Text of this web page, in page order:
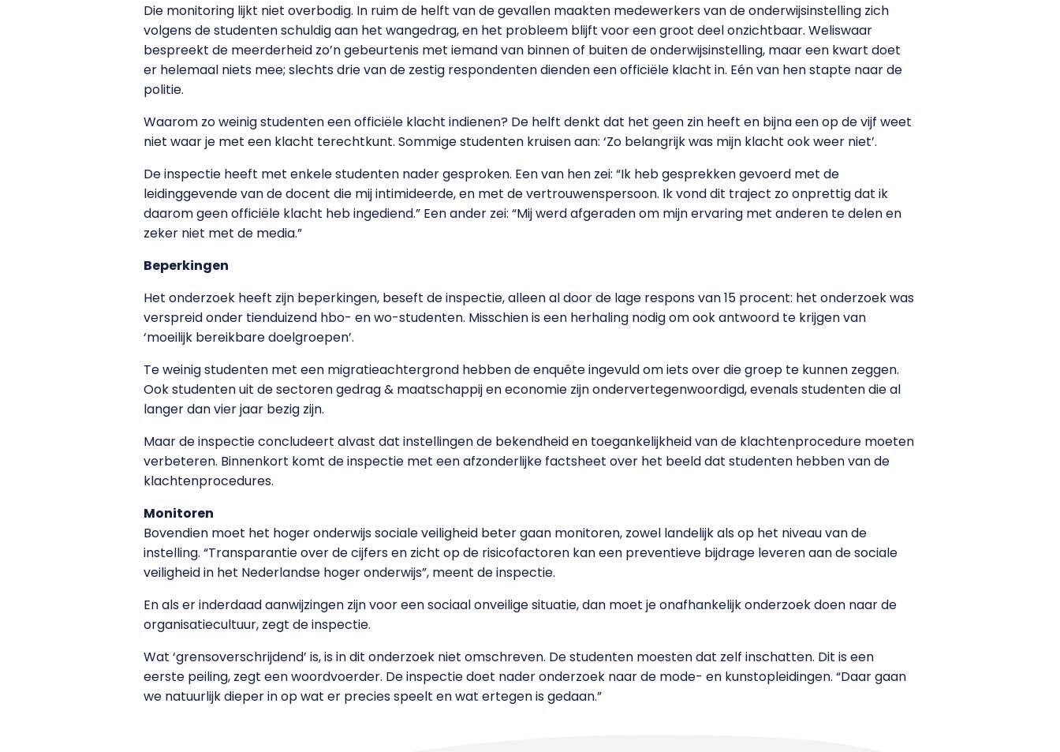
Die monitoring lijkt niet overbodig. In ruim de helft van de gevallen maakten medewerkers van de onderwijsinstelling zich
volgens de studenten schuldig aan het wangedrag, en het probleem blijft voor een groot deel onzichtbaar. Weliswaar
bespreekt de meerderheid zo’n gebeurtenis met iemand van binnen of buiten de onderwijsinstelling, maar een kwart doet
er helemaal niets mee; slechts drie van de zestig respondenten dienden een officiële klacht in. Eén van hen stapte naar de
politie.
Waarom zo weinig studenten een officiële klacht indienen? De helft denkt dat het geen zin heeft en bijna een op de vijf weet
niet waar je met een klacht terechtkunt. Sommige studenten kruisen aan: ‘Zo belangrijk was mijn klacht ook weer niet’.
De inspectie heeft met enkele studenten nader gesproken. Een van hen zei: “Ik heb gesprekken gevoerd met de
leidinggevende van de docent die mij intimideerde, en met de vertrouwenspersoon. Ik vond dit traject zo onprettig dat ik
daarom geen officiële klacht heb ingediend.” Een ander zei: “Mij werd afgeraden om mijn ervaring met anderen te delen en
zeker niet met de media.”
Beperkingen
Het onderzoek heeft zijn beperkingen, beseft de inspectie, alleen al door de lage respons van 15 procent: het onderzoek was
verspreid onder tienduizend hbo- en wo-studenten. Misschien is een herhaling nodig om ook antwoord te krijgen van
‘moeilijk bereikbare doelgroepen’.
Te weinig studenten met een migratieachtergrond hebben de enquête ingevuld om iets over die groep te kunnen zeggen.
Ook studenten uit de sectoren gedrag & maatschappij en economie zijn ondervertegenwoordigd, evenals studenten die al
langer dan vier jaar bezig zijn.
Maar de inspectie concludeert alvast dat instellingen de bekendheid en toegankelijkheid van de klachtenprocedure moeten
verbeteren. Binnenkort komt de inspectie met een afzonderlijke factsheet over het beeld dat studenten hebben van de
klachtenprocedures.
Monitoren
Bovendien moet het hoger onderwijs sociale veiligheid beter gaan monitoren, zowel landelijk als op het niveau van de
instelling. “Transparantie over de cijfers en zicht op de risicofactoren kan een preventieve bijdrage leveren aan de sociale
veiligheid in het Nederlandse hoger onderwijs”, meent de inspectie.
En als er inderdaad aanwijzingen zijn voor een sociaal onveilige situatie, dan moet je onafhankelijk onderzoek doen naar de
organisatiecultuur, zegt de inspectie.
Wat ‘grensoverschrijdend’ is, is in dit onderzoek niet omschreven. De studenten moesten dat zelf inschatten. Dit is een
eerste peiling, zegt een woordvoerder. De inspectie doet nader onderzoek naar de mode- en kunstopleidingen. “Daar gaan
we natuurlijk dieper in op wat er precies speelt en wat ertegen is gedaan.”